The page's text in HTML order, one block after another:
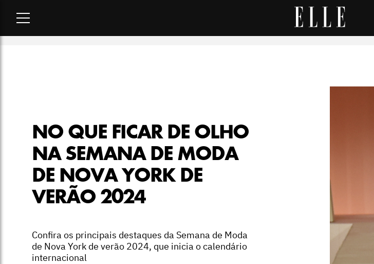
No que ficar de olho na semana de moda de Nova York de verão 2024
NO QUE FICAR DE OLHO
NA SEMANA DE MODA
DE NOVA YORK DE
VERÃO 2024
Confira os principais destaques da Semana de Moda
de Nova York de verão 2024, que inicia o calendário
internacional